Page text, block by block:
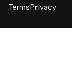
TermsPrivacy